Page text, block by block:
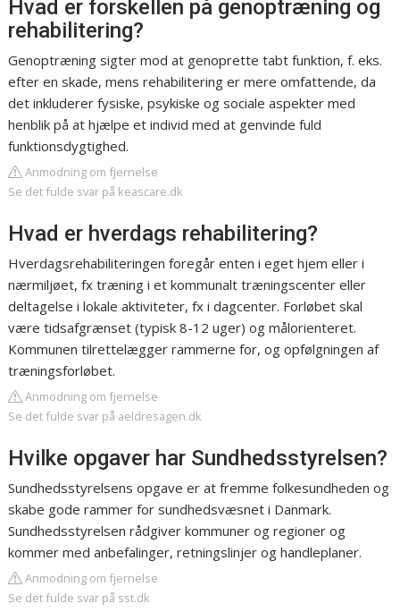
Hvad er forskellen på genoptræning og
rehabilitering?
Genoptræning sigter mod at genoprette tabt funktion, f. eks.
efter en skade, mens rehabilitering er mere omfattende, da
det inkluderer fysiske, psykiske og sociale aspekter med
henblik på at hjælpe et individ med at genvinde fuld
funktionsdygtighed.
Anmodning om fjernelse
Se det fulde svar på keascare.dk
Hvad er hverdags rehabilitering?
Hverdagsrehabiliteringen foregår enten i eget hjem eller i
nærmiljøet, fx træning i et kommunalt træningscenter eller
deltagelse i lokale aktiviteter, fx i dagcenter. Forløbet skal
være tidsafgrænset (typisk 8-12 uger) og målorienteret.
Kommunen tilrettelægger rammerne for, og opfølgningen af
træningsforløbet.
Anmodning om fjernelse
Se det fulde svar på aeldresagen.dk
Hvilke opgaver har Sundhedsstyrelsen?
Sundhedsstyrelsens opgave er at fremme folkesundheden og
skabe gode rammer for sundhedsvæsnet i Danmark.
Sundhedsstyrelsen rådgiver kommuner og regioner og
kommer med anbefalinger, retningslinjer og handleplaner.
Anmodning om fjernelse
Se det fulde svar på sst.dk